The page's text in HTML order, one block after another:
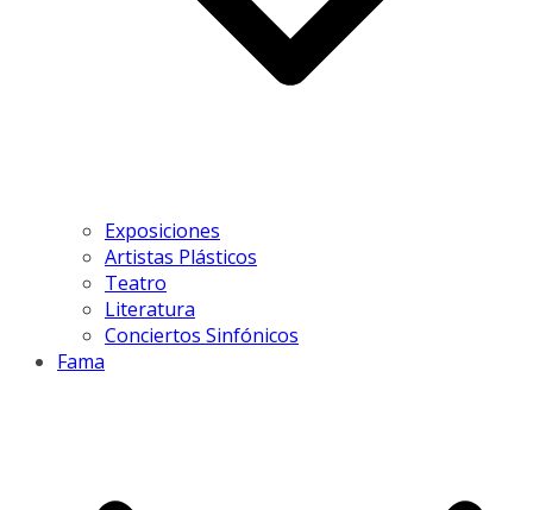
Exposiciones
Artistas Plásticos
Teatro
Literatura
Conciertos Sinfónicos
Fama